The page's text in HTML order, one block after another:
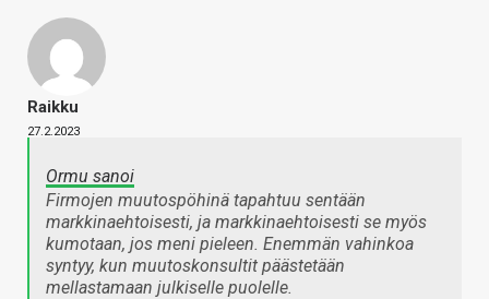
Raikku
27.2.2023
Ormu sanoi
Firmojen muutospöhinä tapahtuu sentään
markkinaehtoisesti, ja markkinaehtoisesti se myös
kumotaan, jos meni pieleen. Enemmän vahinkoa
syntyy, kun muutoskonsultit päästetään
mellastamaan julkiselle puolelle.